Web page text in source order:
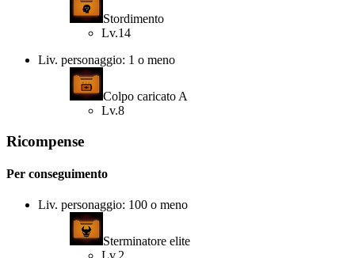
Stordimento
Lv.14
Liv. personaggio: 1 o meno
Colpo caricato A
Lv.8
Ricompense
Per conseguimento
Liv. personaggio: 100 o meno
Sterminatore elite